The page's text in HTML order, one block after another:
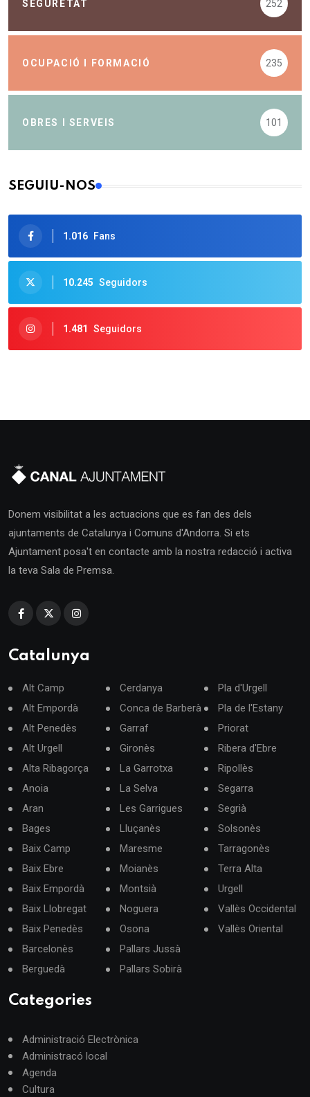
SEGURETAT 252
OCUPACIÓ I FORMACIÓ 235
OBRES I SERVEIS 101
SEGUIU-NOS
1.016 Fans
10.245 Seguidors
1.481 Seguidors
Donem visibilitat a les actuacions que es fan des dels
ajuntaments de Catalunya i Comuns d'Andorra. Si ets
Ajuntament posa't en contacte amb la nostra redacció i activa
la teva Sala de Premsa.
Catalunya
Alt Camp
Alt Empordà
Alt Penedès
Alt Urgell
Alta Ribagorça
Anoia
Aran
Bages
Baix Camp
Baix Ebre
Baix Empordà
Baix Llobregat
Baix Penedès
Barcelonès
Berguedà
Cerdanya
Conca de Barberà
Garraf
Gironès
La Garrotxa
La Selva
Les Garrigues
Lluçanès
Maresme
Moianès
Montsià
Noguera
Osona
Pallars Jussà
Pallars Sobirà
Pla d'Urgell
Pla de l'Estany
Priorat
Ribera d'Ebre
Ripollès
Segarra
Segrià
Solsonès
Tarragonès
Terra Alta
Urgell
Vallès Occidental
Vallès Oriental
Categories
Administració Electrònica
Administracó local
Agenda
Cultura